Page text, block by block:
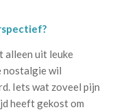
alleen uit leuke
nostalgie wil
Iets wat zoveel pijn
heeft gekost om